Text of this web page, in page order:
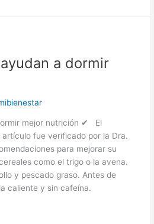
a dormir
mejor nutrición ✔ El
fue verificado por la Dra.
para mejorar su
como el trigo o la avena.
y pescado graso. Antes de
caliente y sin cafeína.